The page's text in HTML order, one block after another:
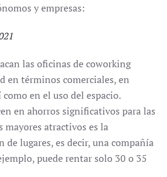
y empresas:
las oficinas de coworking
en términos comerciales, en
en el uso del espacio.
en ahorros significativos para las
mayores atractivos es la
lugares, es decir, una compañía
puede rentar solo 30 o 35